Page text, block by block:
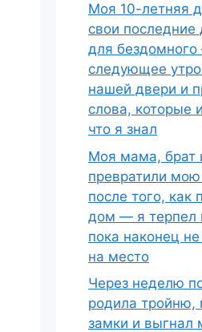
Моя 10-летняя
свои последние
для
следующее
нашей двери и
слова, которые
что я знал
Моя мама, брат
превратили
после того, как
дом — я терпел
пока наконец
на место
Через неделю
родила
замки и выгнал